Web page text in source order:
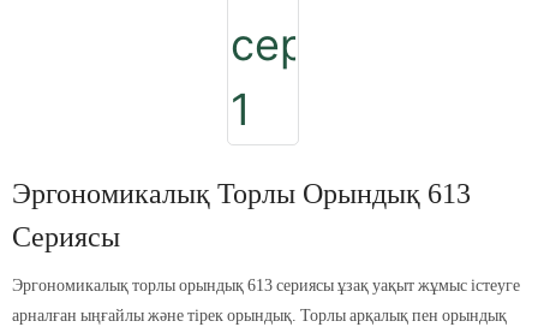
Эргономикалық Торлы Орындық 613
Сериясы
Эргономикалық торлы орындық 613 сериясы ұзақ уақыт жұмыс істеуге
арналған ыңғайлы және тірек орындық. Торлы арқалық пен орындық